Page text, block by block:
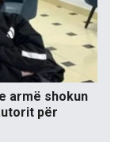
armë shokun
për